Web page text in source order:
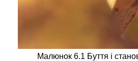
Малюнок 6.1 Буття і